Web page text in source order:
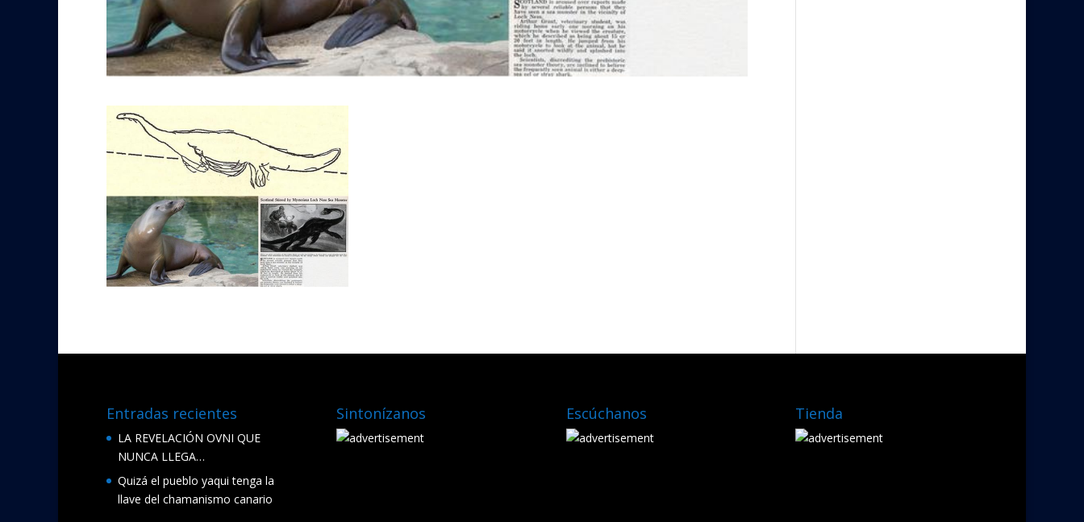
Entradas recientes
LA REVELACIÓN OVNI QUE
NUNCA LLEGA…
Quizá el pueblo yaqui tenga la
llave del chamanismo canario
Sintonízanos Escúchanos Tienda